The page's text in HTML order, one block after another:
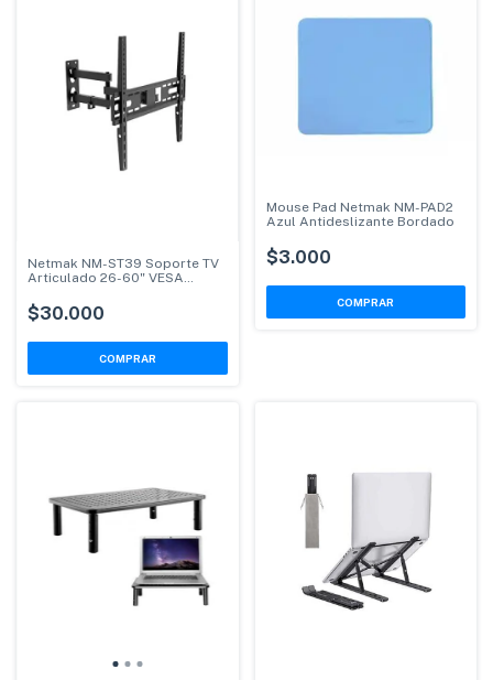
Netmak NM-ST39 Soporte TV
Articulado 26-60" VESA
$30.000
Mouse Pad Netmak NM-PAD2
Azul Antideslizante Bordado
$3.000